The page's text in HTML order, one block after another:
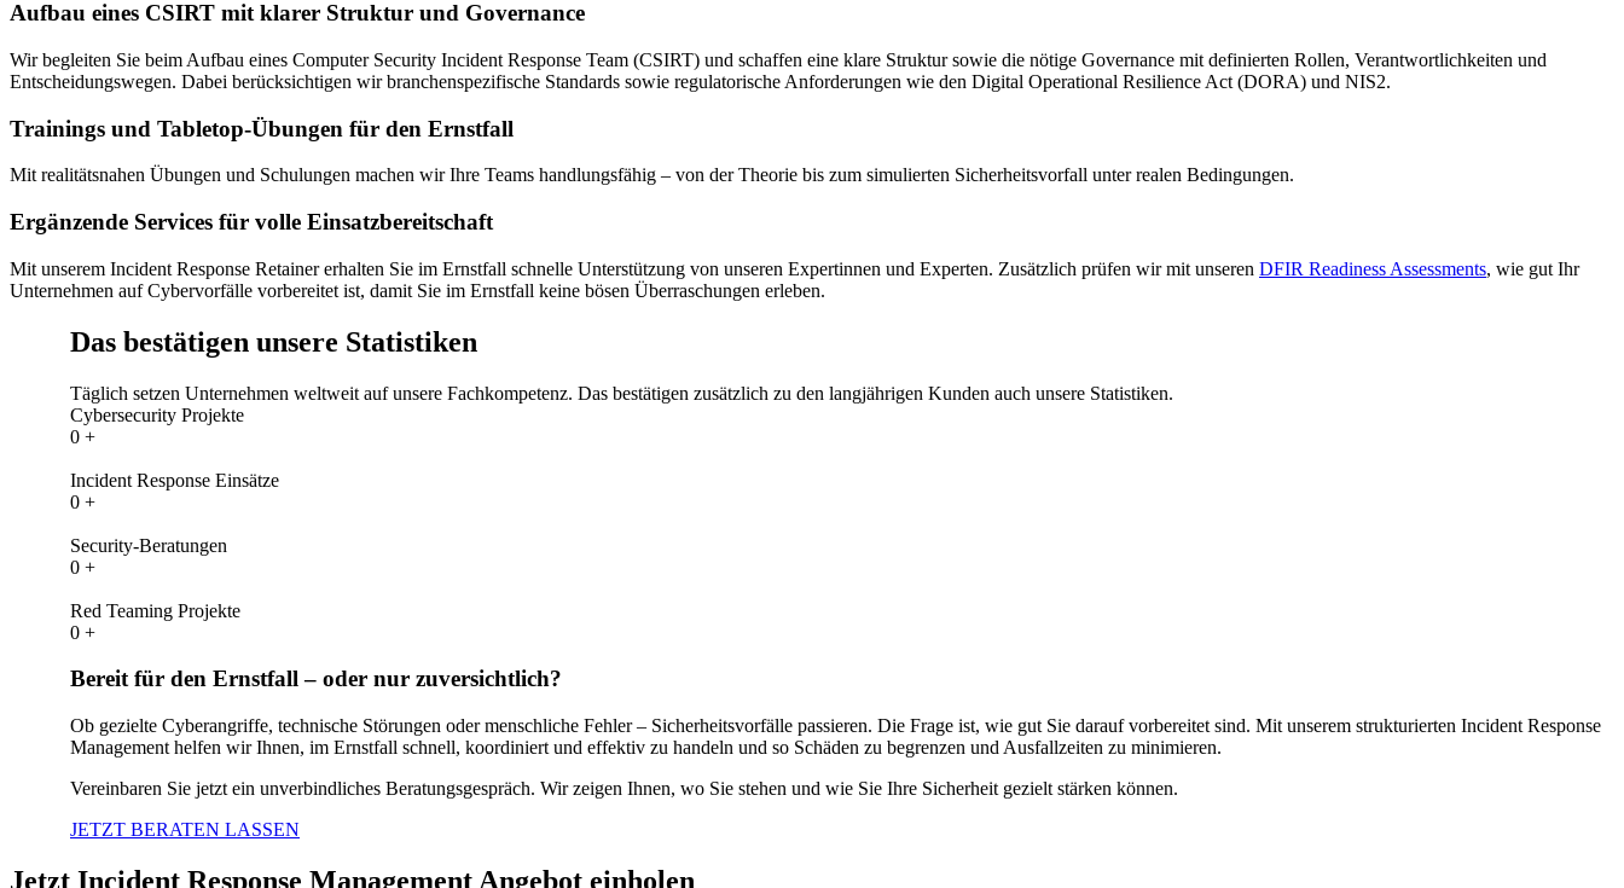
Aufbau eines CSIRT mit klarer Struktur und Governance
Wir begleiten Sie beim Aufbau eines Computer Security Incident Response Team (CSIRT) und schaffen eine klare Struktur sowie die nötige Governance mit definierten Rollen, Verantwortlichkeiten und
Entscheidungswegen. Dabei berücksichtigen wir branchenspezifische Standards sowie regulatorische Anforderungen wie den Digital Operational Resilience Act (DORA) und NIS2.
Trainings und Tabletop-Übungen für den Ernstfall
Mit realitätsnahen Übungen und Schulungen machen wir Ihre Teams handlungsfähig – von der Theorie bis zum simulierten Sicherheitsvorfall unter realen Bedingungen.
Ergänzende Services für volle Einsatzbereitschaft
Mit unserem Incident Response Retainer erhalten Sie im Ernstfall schnelle Unterstützung von unseren Expertinnen und Experten. Zusätzlich prüfen wir mit unseren DFIR Readiness Assessments, wie gut Ihr
Unternehmen auf Cybervorfälle vorbereitet ist, damit Sie im Ernstfall keine bösen Überraschungen erleben.
Das bestätigen unsere Statistiken
Täglich setzen Unternehmen weltweit auf unsere Fachkompetenz. Das bestätigen zusätzlich zu den langjährigen Kunden auch unsere Statistiken.
Cybersecurity Projekte
0 +
Incident Response Einsätze
0 +
Security-Beratungen
0 +
Red Teaming Projekte
0 +
Bereit für den Ernstfall – oder nur zuversichtlich?
Ob gezielte Cyberangriffe, technische Störungen oder menschliche Fehler – Sicherheitsvorfälle passieren. Die Frage ist, wie gut Sie darauf vorbereitet sind. Mit unserem strukturierten Incident Response
Management helfen wir Ihnen, im Ernstfall schnell, koordiniert und effektiv zu handeln und so Schäden zu begrenzen und Ausfallzeiten zu minimieren.
Vereinbaren Sie jetzt ein unverbindliches Beratungsgespräch. Wir zeigen Ihnen, wo Sie stehen und wie Sie Ihre Sicherheit gezielt stärken können.
JETZT BERATEN LASSEN
Jetzt Incident Response Management Angebot einholen